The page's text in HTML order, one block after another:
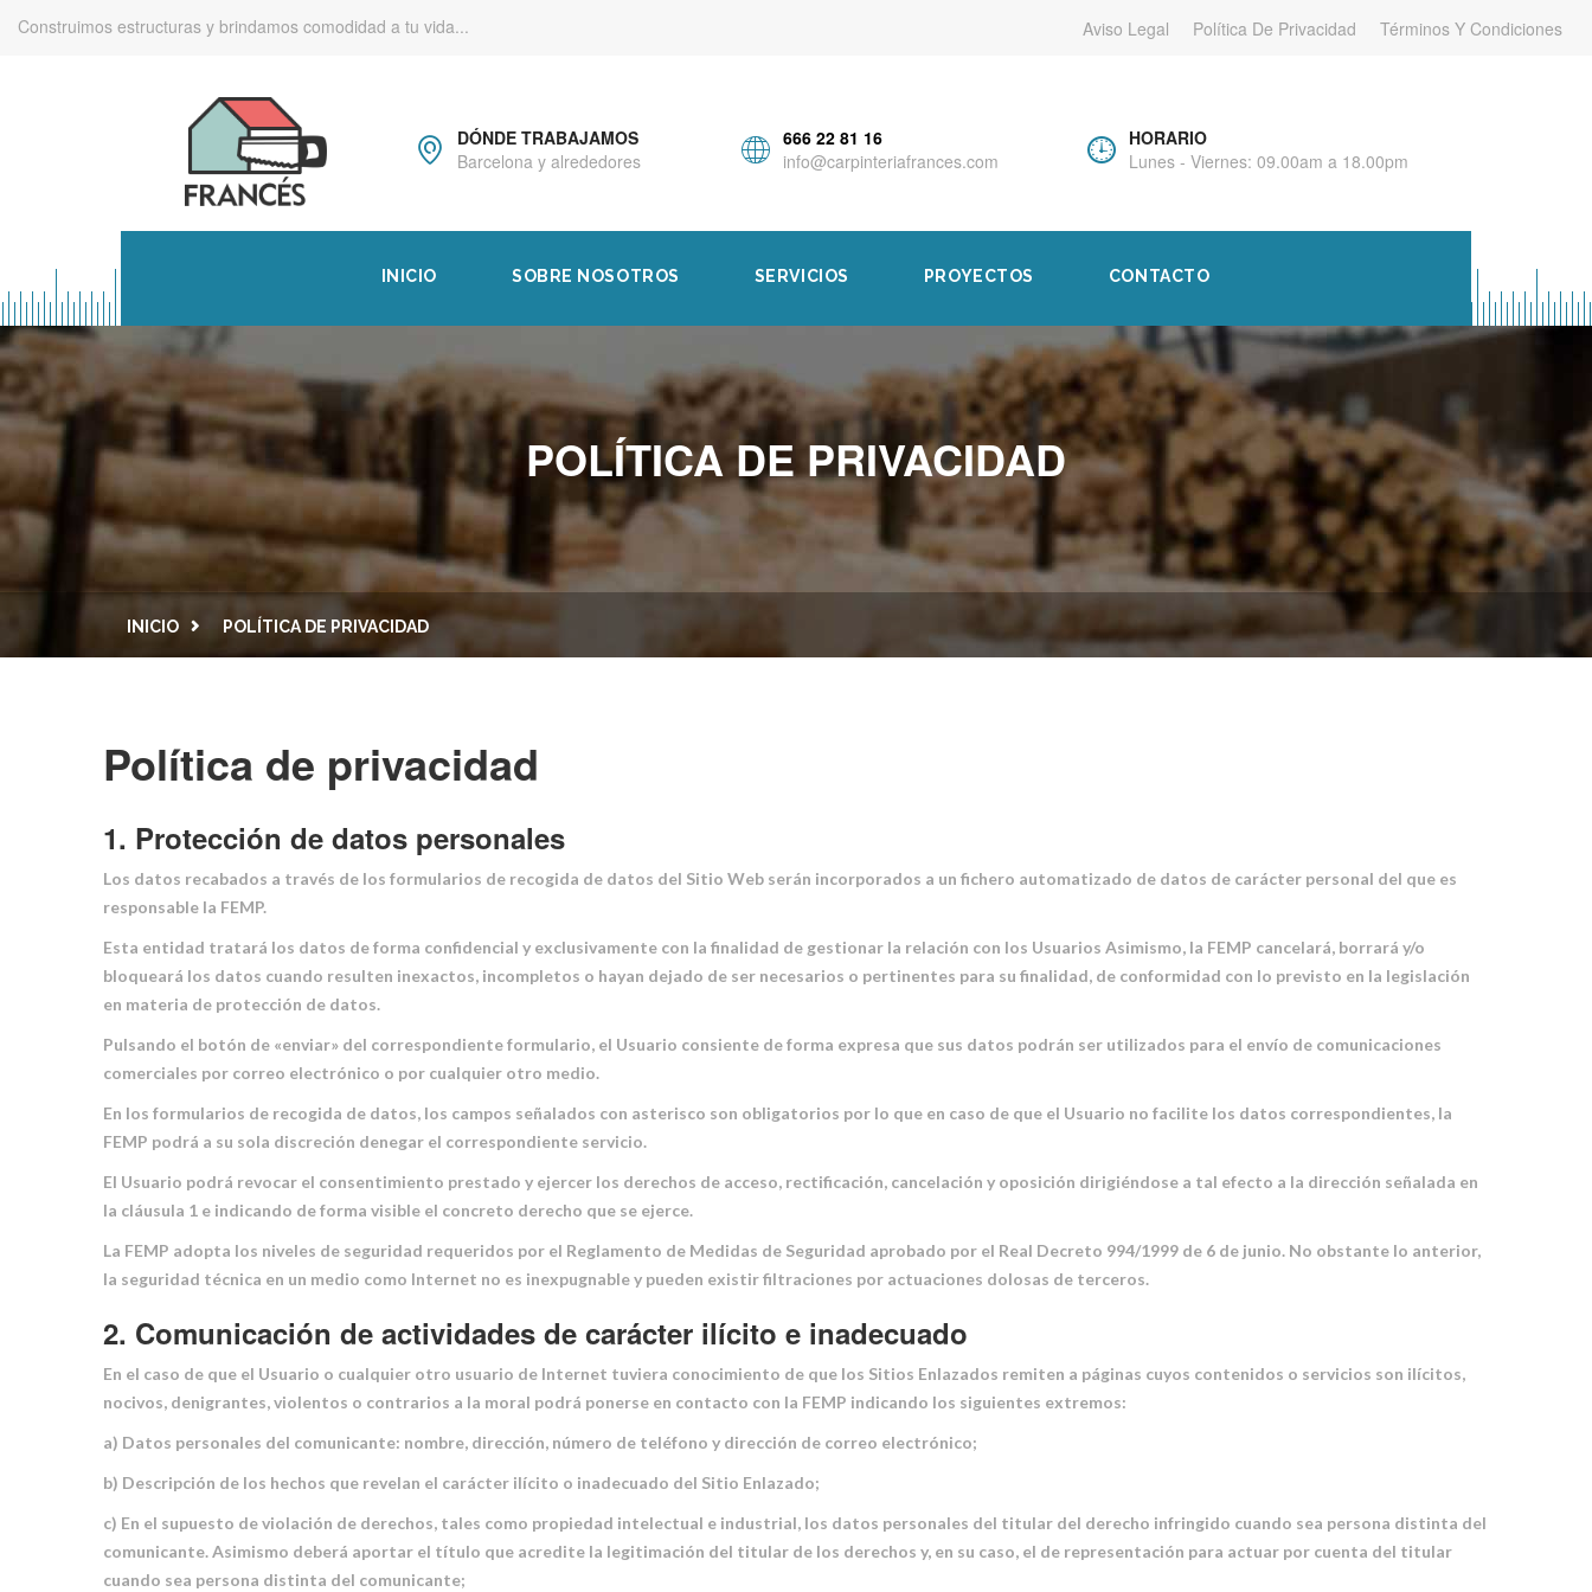
Construimos estructuras y brindamos comodidad a tu vida... Aviso Legal Política De Privacidad Términos Y Condiciones
DÓNDE TRABAJAMOS
Barcelona y alrededores
666 22 81 16
info@carpinteriafrances.com
HORARIO
Lunes - Viernes: 09.00am a 18.00pm
INICIO SOBRE NOSOTROS SERVICIOS PROYECTOS CONTACTO
POLÍTICA DE PRIVACIDAD
INICIO POLÍTICA DE PRIVACIDAD
Política de privacidad
1. Protección de datos personales
Los datos recabados a través de los formularios de recogida de datos del Sitio Web serán incorporados a un fichero automatizado de datos de carácter personal del que es
responsable la FEMP.
Esta entidad tratará los datos de forma confidencial y exclusivamente con la finalidad de gestionar la relación con los Usuarios Asimismo, la FEMP cancelará, borrará y/o
bloqueará los datos cuando resulten inexactos, incompletos o hayan dejado de ser necesarios o pertinentes para su finalidad, de conformidad con lo previsto en la legislación
en materia de protección de datos.
Pulsando el botón de «enviar» del correspondiente formulario, el Usuario consiente de forma expresa que sus datos podrán ser utilizados para el envío de comunicaciones
comerciales por correo electrónico o por cualquier otro medio.
En los formularios de recogida de datos, los campos señalados con asterisco son obligatorios por lo que en caso de que el Usuario no facilite los datos correspondientes, la
FEMP podrá a su sola discreción denegar el correspondiente servicio.
El Usuario podrá revocar el consentimiento prestado y ejercer los derechos de acceso, rectificación, cancelación y oposición dirigiéndose a tal efecto a la dirección señalada en
la cláusula 1 e indicando de forma visible el concreto derecho que se ejerce.
La FEMP adopta los niveles de seguridad requeridos por el Reglamento de Medidas de Seguridad aprobado por el Real Decreto 994/1999 de 6 de junio. No obstante lo anterior,
la seguridad técnica en un medio como Internet no es inexpugnable y pueden existir filtraciones por actuaciones dolosas de terceros.
2. Comunicación de actividades de carácter ilícito e inadecuado
En el caso de que el Usuario o cualquier otro usuario de Internet tuviera conocimiento de que los Sitios Enlazados remiten a páginas cuyos contenidos o servicios son ilícitos,
nocivos, denigrantes, violentos o contrarios a la moral podrá ponerse en contacto con la FEMP indicando los siguientes extremos:
a) Datos personales del comunicante: nombre, dirección, número de teléfono y dirección de correo electrónico;
b) Descripción de los hechos que revelan el carácter ilícito o inadecuado del Sitio Enlazado;
c) En el supuesto de violación de derechos, tales como propiedad intelectual e industrial, los datos personales del titular del derecho infringido cuando sea persona distinta del
comunicante. Asimismo deberá aportar el título que acredite la legitimación del titular de los derechos y, en su caso, el de representación para actuar por cuenta del titular
cuando sea persona distinta del comunicante;